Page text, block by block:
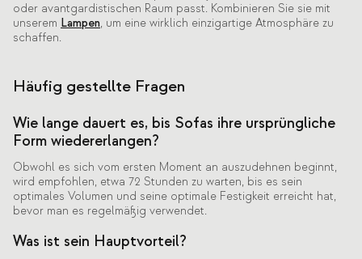
oder avantgardistischen Raum passt. Kombinieren Sie sie mit
unserem Lampen, um eine wirklich einzigartige Atmosphäre zu
schaffen.
Häufig gestellte Fragen
Wie lange dauert es, bis Sofas ihre ursprüngliche
Form wiedererlangen?
Obwohl es sich vom ersten Moment an auszudehnen beginnt,
wird empfohlen, etwa 72 Stunden zu warten, bis es sein
optimales Volumen und seine optimale Festigkeit erreicht hat,
bevor man es regelmäßig verwendet.
Was ist sein Hauptvorteil?